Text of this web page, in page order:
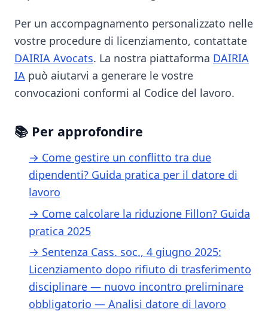
Per un accompagnamento personalizzato nelle
vostre procedure di licenziamento, contattate
DAIRIA Avocats. La nostra piattaforma DAIRIA
IA può aiutarvi a generare le vostre
convocazioni conformi al Codice del lavoro.
📚 Per approfondire
→ Come gestire un conflitto tra due
dipendenti? Guida pratica per il datore di
lavoro
→ Come calcolare la riduzione Fillon? Guida
pratica 2025
→ Sentenza Cass. soc., 4 giugno 2025:
Licenziamento dopo rifiuto di trasferimento
disciplinare — nuovo incontro preliminare
obbligatorio — Analisi datore di lavoro